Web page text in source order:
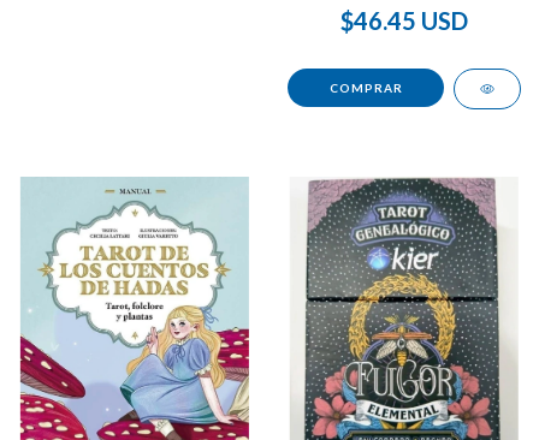
$46.45 USD